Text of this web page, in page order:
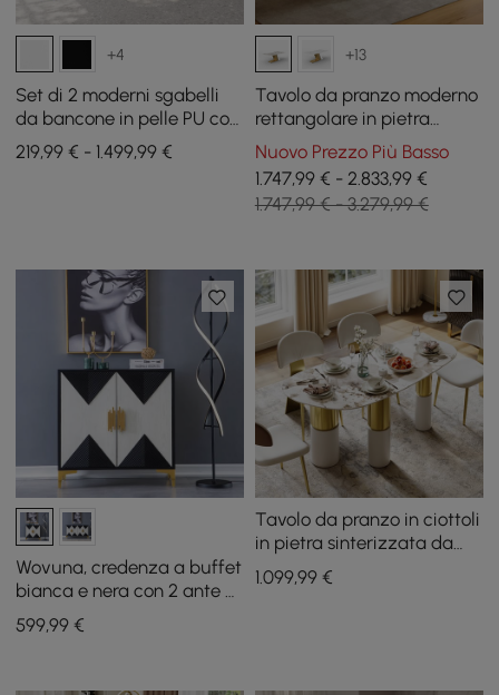
+4
Set di 2 moderni sgabelli
da bancone in pelle PU con
rivestimento bianco
219,99 € - 1.499,99 €
+13
Tavolo da pranzo moderno
rettangolare in pietra
sinterizzata da 2200 mm
con 8 sedie in oro
Nuovo Prezzo Più Basso
1.747,99 € - 2.833,99 €
1.747,99 € - 3.279,99 €
Wovuna, credenza a buffet
bianca e nera con 2 ante e
3 ripiani, color oro, misura
piccola
599,99 €
Tavolo da pranzo in ciottoli
in pietra sinterizzata da
1600 mm con 3 gambe per
4-6 persone
1.099,99€